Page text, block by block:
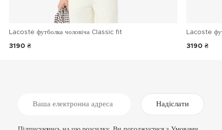
Lacoste футболка чоловіча Classic fit
3190 ₴
Lacoste
3190 ₴
Надіслати